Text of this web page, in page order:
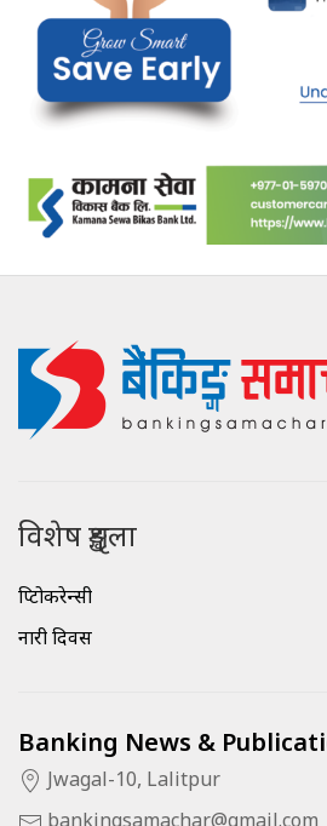
विशेष शृङ्खला
क्रिप्टोकरेन्सी
नारी दिवस
Banking News &
Jwagal-10, Lalitpur